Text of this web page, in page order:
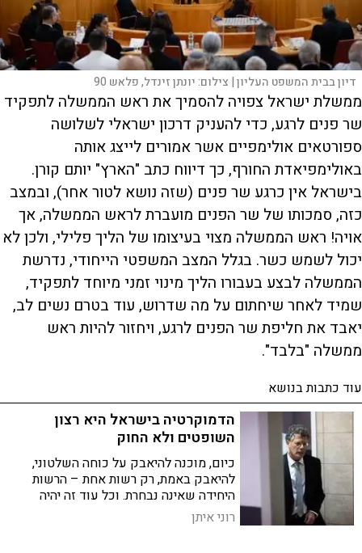
דיון בבית המשפט העליון | צילום:יונתן זינדל, פלאש 90
ממשלת ישראל צפויה להסמיך את ראש הממשלה לתפקיד
שר פנים לרגע, כדי להעניק דרכון ישראלי לשלושה
ספורטאים אולימפיים אשר אמורים לייצג אותה
באולימפיאדת החורף, כך דיווח כתב "הארץ" יותם קורן.
בישראל אין כרגע שר פנים (שזה נושא לטור אחר), ובמצב
כזה, סמכותו של שר הפנים מועברת לראש הממשלה, אך
אויה! ראש הממשלה מצוי בעיצומו של הליך פלילי, ולכן לא
יכול לשמש כשר. בגלל המצב המשפטי הייחודי, נדרשת
הממשלה לבצע בעבורו הליך מינוי זמני מיוחד לתפקיד,
שמיד לאחר שיחתום על מה שדרוש, עוד בטרם נשים לב,
יאבד את חליפת שר הפנים לרגע, ויחזור להיות ראש
ממשלה "בלבד".
עוד כתבות בנושא
הדמוקרטיה בישראל היא רצון
השופטים ולא החוק
כיום, מוכנה להיאבק על כוחה השלטוני,
להיאבק באמת, רק רשות אחת – הרשות
היחידה שאינה נבחרת. וכל עוד זה יהיה
המצב, כולנו, לא חיים בדמוקרטיה. אין טעם
לשחק את המשחק
רוני איתן